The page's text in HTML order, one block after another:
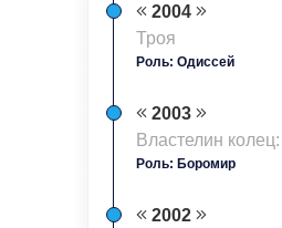
2004
Троя
Роль: Одиссей
2003
Властелин
Роль: Боромир
2002